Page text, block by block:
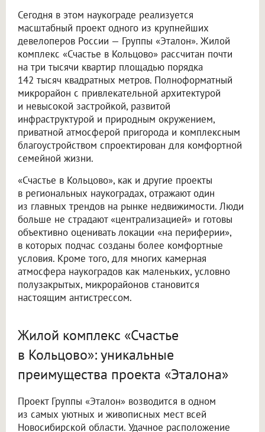
Сегодня в этом наукограде реализуется
масштабный проект одного из крупнейших
девелоперов России — Группы «Эталон». Жилой
комплекс «Счастье в Кольцово» рассчитан почти
на три тысячи квартир площадью порядка
142 тысяч квадратных метров. Полноформатный
микрорайон с привлекательной архитектурой
и невысокой застройкой, развитой
инфраструктурой и природным окружением,
приватной атмосферой пригорода и комплексным
благоустройством спроектирован для комфортной
семейной жизни.
«Счастье в Кольцово», как и другие проекты
в региональных наукоградах, отражают один
из главных трендов на рынке недвижимости. Люди
больше не страдают «централизацией» и готовы
объективно оценивать локации «на периферии»,
в которых подчас созданы более комфортные
условия. Кроме того, для многих камерная
атмосфера наукоградов как маленьких, условно
полузакрытых, микрорайонов становится
настоящим антистрессом.
Жилой комплекс «Счастье
в Кольцово»: уникальные
преимущества проекта «Эталона»
Проект Группы «Эталон» возводится в одном
из самых уютных и живописных мест всей
Новосибирской области. Удачное расположение